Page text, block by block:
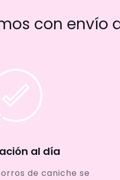
con envío
al día
de caniche se